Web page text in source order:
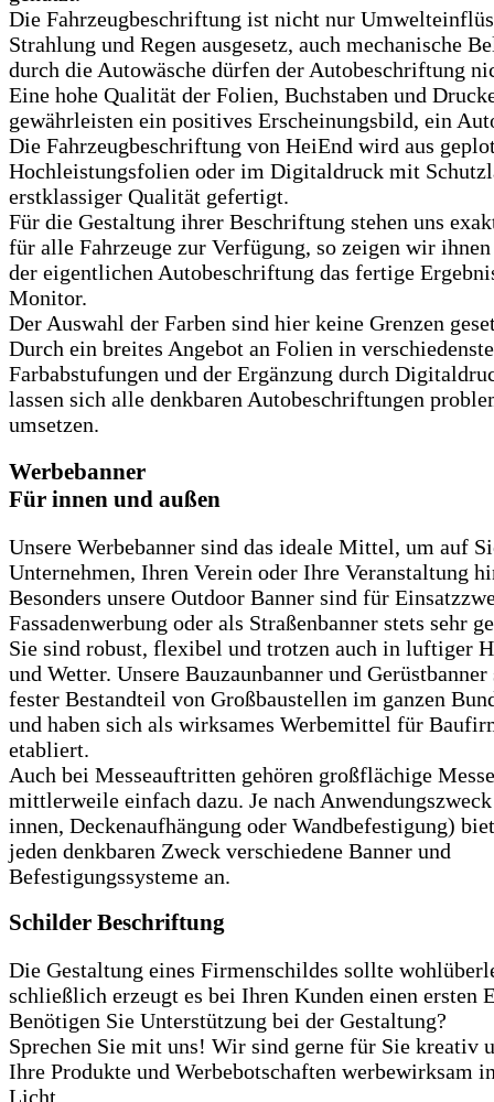
Die Fahrzeugbeschriftung ist nicht nur
Strahlung und Regen ausgesetz, auch mechanische
durch die Autowäsche dürfen der Autobeschriftung
Eine hohe Qualität der Folien, Buchstaben und
gewährleisten ein positives Erscheinungsbild, ein
Die Fahrzeugbeschriftung von HeiEnd wird aus
Hochleistungsfolien oder im Digitaldruck mit
erstklassiger Qualität gefertigt.
Für die Gestaltung ihrer Beschriftung stehen uns
für alle Fahrzeuge zur Verfügung, so zeigen wir
der eigentlichen Autobeschriftung das fertige
Monitor.
Der Auswahl der Farben sind hier keine Grenzen
Durch ein breites Angebot an Folien in
Farbabstufungen und der Ergänzung durch
lassen sich alle denkbaren Autobeschriftungen
umsetzen.
Werbebanner
Für innen und außen
Unsere Werbebanner sind das ideale Mittel, um auf
Unternehmen, Ihren Verein oder Ihre Veranstaltung
Besonders unsere Outdoor Banner sind für
Fassadenwerbung oder als Straßenbanner stets sehr
Sie sind robust, flexibel und trotzen auch in luftiger
und Wetter. Unsere Bauzaunbanner und
fester Bestandteil von Großbaustellen im ganzen
und haben sich als wirksames Werbemittel für
etabliert.
Auch bei Messeauftritten gehören großflächige
mittlerweile einfach dazu. Je nach
innen, Deckenaufhängung oder Wandbefestigung)
jeden denkbaren Zweck verschiedene Banner und
Befestigungssysteme an.
Schilder Beschriftung
Die Gestaltung eines Firmenschildes sollte
schließlich erzeugt es bei Ihren Kunden einen ersten
Benötigen Sie Unterstützung bei der Gestaltung?
Sprechen Sie mit uns! Wir sind gerne für Sie kreativ
Ihre Produkte und Werbebotschaften werbewirksam
Licht.